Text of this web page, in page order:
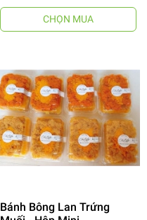
CHỌN MUA
Bánh Bông Lan Trứng